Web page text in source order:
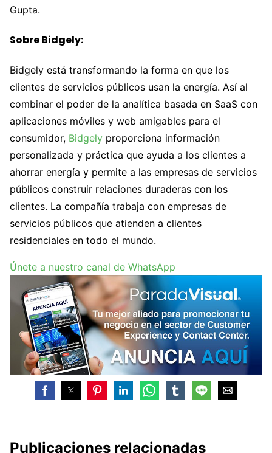
Gupta.
Sobre Bidgely:
Bidgely está transformando la forma en que los
clientes de servicios públicos usan la energía. Así al
combinar el poder de la analítica basada en SaaS con
aplicaciones móviles y web amigables para el
consumidor, Bidgely proporciona información
personalizada y práctica que ayuda a los clientes a
ahorrar energía y permite a las empresas de servicios
públicos construir relaciones duraderas con los
clientes. La compañía trabaja con empresas de
servicios públicos que atienden a clientes
residenciales en todo el mundo.
Únete a nuestro canal de WhatsApp
Publicaciones relacionadas